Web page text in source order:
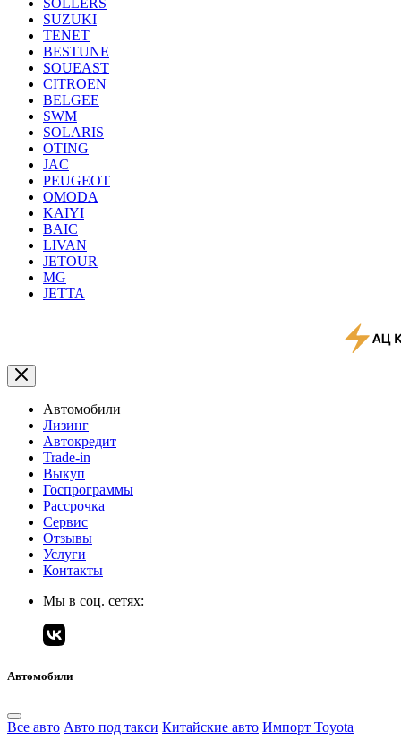
SOLLERS
SUZUKI
TENET
BESTUNE
SOUEAST
CITROEN
BELGEE
SWM
SOLARIS
OTING
JAC
PEUGEOT
OMODA
KAIYI
BAIC
LIVAN
JETOUR
MG
JETTA
Автомобили
Лизинг
Автокредит
Trade-in
Выкуп
Госпрограммы
Рассрочка
Сервис
Отзывы
Услуги
Контакты
Мы в соц. сетях:
Автомобили
Все авто Авто под такси Китайские авто Импорт Toyota